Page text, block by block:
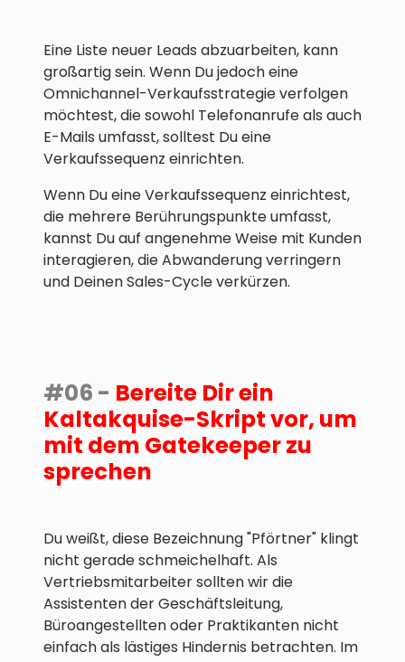
Eine Liste neuer Leads abzuarbeiten, kann
großartig sein. Wenn Du jedoch eine
Omnichannel-Verkaufsstrategie verfolgen
möchtest, die sowohl Telefonanrufe als auch
E-Mails umfasst, solltest Du eine
Verkaufssequenz einrichten.
Wenn Du eine Verkaufssequenz einrichtest,
die mehrere Berührungspunkte umfasst,
kannst Du auf angenehme Weise mit Kunden
interagieren, die Abwanderung verringern
und Deinen Sales-Cycle verkürzen.
#06 - Bereite Dir ein
Kaltakquise-Skript vor, um
mit dem Gatekeeper zu
sprechen
Du weißt, diese Bezeichnung "Pförtner" klingt
nicht gerade schmeichelhaft. Als
Vertriebsmitarbeiter sollten wir die
Assistenten der Geschäftsleitung,
Büroangestellten oder Praktikanten nicht
einfach als lästiges Hindernis betrachten. Im